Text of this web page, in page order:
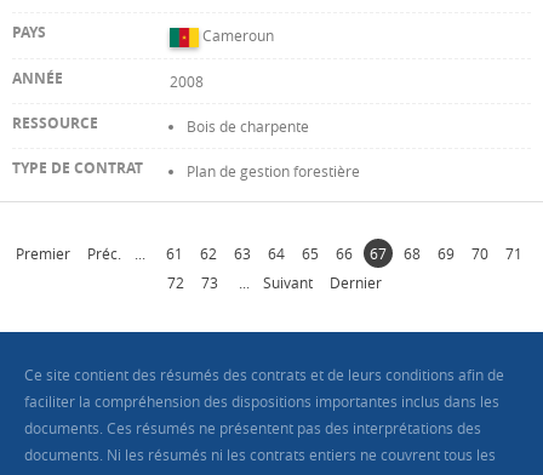
Cameroun
2008
Bois de charpente
Plan de gestion forestière
Premier Préc. 61 62 63 64 65 66 67 68 69 70
71
72
73 Suivant Dernier
Ce site contient des résumés des contrats et de leurs conditions afin de
faciliter la compréhension des dispositions importantes inclus dans les
documents. Ces résumés ne présentent pas des interprétations des
documents. Ni les résumés ni les contrats entiers ne couvrent tous les